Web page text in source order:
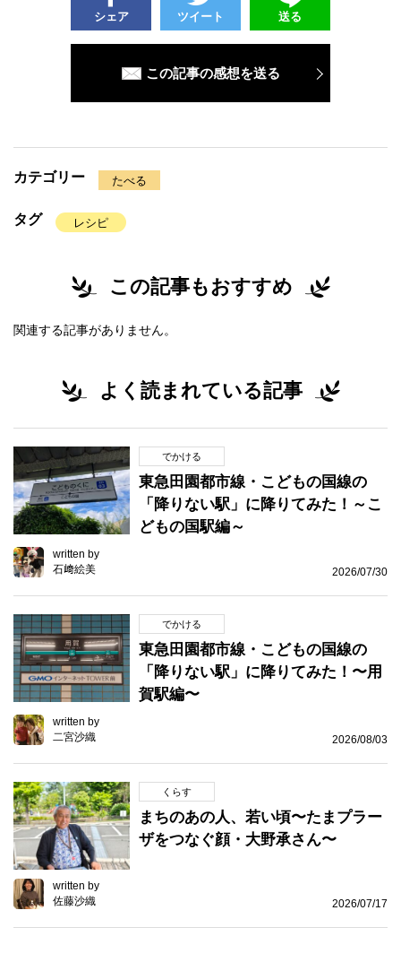
シェア ツイート 送る
この記事の感想を送る
カテゴリー たべる
タグ レシピ
この記事もおすすめ
関連する記事がありません。
よく読まれている記事
でかける
東急田園都市線・こどもの国線の
「降りない駅」に降りてみた！～こ
どもの国駅編～
written by
石﨑絵美
2026/07/30
でかける
東急田園都市線・こどもの国線の
「降りない駅」に降りてみた！〜用
賀駅編〜
written by
二宮沙織
2026/08/03
くらす
まちのあの人、若い頃〜たまプラー
ザをつなぐ顔・大野承さん〜
written by
佐藤沙織
2026/07/17